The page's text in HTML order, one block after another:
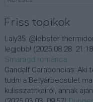
Friss topikok
Laly35: @lobster
legjobb! (2025.08.28. 21:18
Smaragd románca
Gandalf Garaboncias: Aki
tudni a Betyárbecsület
kulisszatitkairól, annak